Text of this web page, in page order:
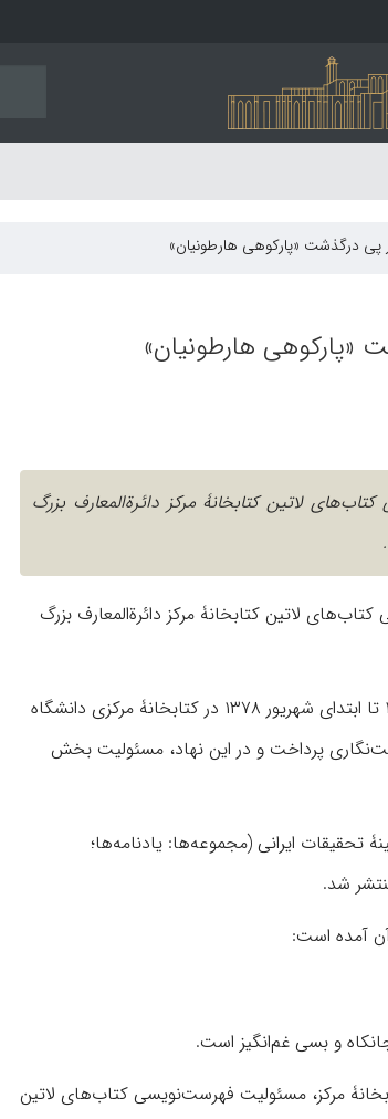
پی درگذشت «پارکوهی هارطونیان»
«پارکوهی هارطونیان»
لاتین کتابخانۀ مرکز دائرة‌المعارف بزرگ
لاتین کتابخانۀ مرکز دائرة‌المعارف بزرگ
او که متولد سوم شهریور ۱۳۲۷ در تهران و فارغ‌التّحصیل رشتۀ کتابداری بود، از ۲۲ بهمن ۱۳۴۷ تا ابتدای شهریور ۱۳۷۸ در کتابخانۀ مرکزی دانشگاه
به فهرست‌نگاری پرداخت و در این نهاد، مسئولیت بخش
تحقیقات ایرانی (مجموعه‌ها: یادنامه‌ها؛
آمده است:
و بسی غم‌انگیز است.
مرکز، مسئولیت فهرست‌نویسی کتاب‌های لاتین